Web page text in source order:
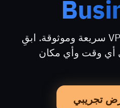
احمِ فريقك بشبكة VPN سريعة وموثوقة. ابقِ
أي وقت وأي مكان
تجريبي